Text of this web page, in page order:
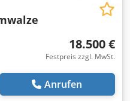
18.500 €
Festpreis zzgl. MwSt.
Anrufen